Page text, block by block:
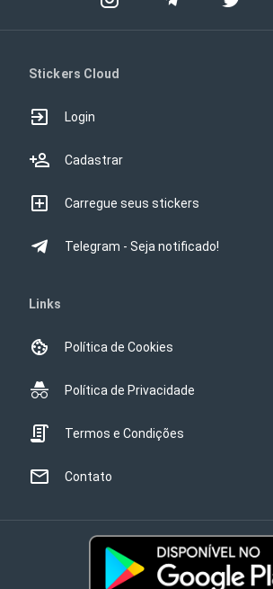
Stickers Cloud
Login
Cadastrar
Carregue seus stickers
Telegram - Seja notificado!
Links
Política de Cookies
Política de Privacidade
Termos e Condições
Contato